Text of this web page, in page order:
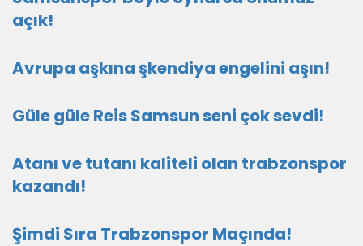
açık!
Avrupa aşkına şkendiya engelini aşın!
Güle güle Reis Samsun seni çok sevdi!
Atanı ve tutanı kaliteli olan trabzonspor
kazandı!
Şimdi Sıra Trabzonspor Maçında!